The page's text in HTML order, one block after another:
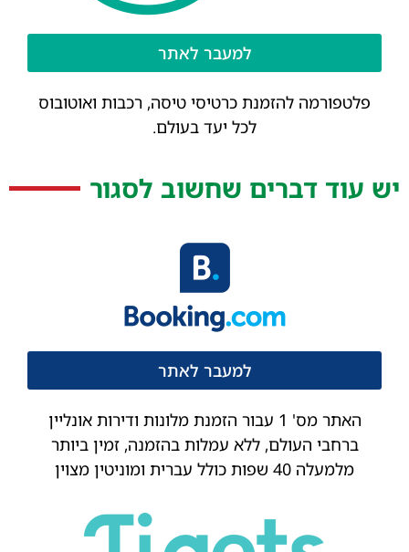
למעבר לאתר
פלטפורמה להזמנת כרטיסי טיסה, רכבות ואוטובוס
לכל יעד בעולם.
יש עוד דברים שחשוב לסגור
למעבר לאתר
האתר מס' 1 עבור הזמנת מלונות ודירות אונליין
ברחבי העולם, ללא עמלות בהזמנה, זמין ביותר
מלמעלה 40 שפות כולל עברית ומוניטין מצוין